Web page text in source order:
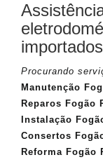
Procurando
Manutenção
Reparos Fogão
Instalação
Consertos
Reforma Fogão